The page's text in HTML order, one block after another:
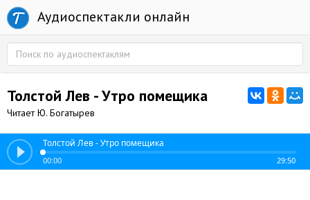
Аудиоспектакли онлайн
Толстой Лев - Утро помещика
Читает Ю. Богатырев
Толстой Лев - Утро помещика
00:00 29:50